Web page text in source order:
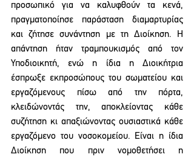
προσωπικό για να καλυφθούν τα κενά,
πραγματοποίησε παράσταση διαμαρτυρίας
και ζήτησε συνάντηση με τη Διοίκηση. Η
απάντηση ήταν τραμπουκισμός από τον
Υποδιοικητή, ενώ η ίδια η Διοικήτρια
έσπρωξε εκπροσώπους του σωματείου και
εργαζόμενους πίσω από την πόρτα,
κλειδώνοντάς την, αποκλείοντας κάθε
συζήτηση κι απαξιώνοντας ουσιαστικά κάθε
εργαζόμενο του νοσοκομείου. Είναι η ίδια
Διοίκηση που πριν νομοθετήσει η